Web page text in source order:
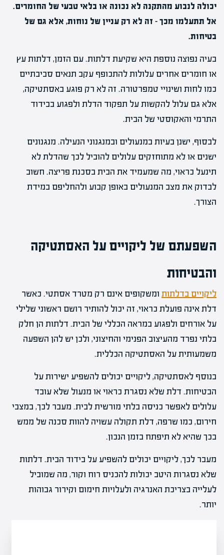
יכולה לנבוע מהתקנה לא נכונה או בלאי טבעי של החומרים.
אל תתעלמו מכך – זה לא רק עניין של נוחות, אלא גם של
בטיחות.
בעיה נפוצה נוספת היא שקיעת דלתות. עם הזמן, דלתות עץ
או חומרים אחרים עלולות להתכופף עקב תנאים סביבתיים
כמו לחות ושינויי טמפרטורה. זה לא רק פוגע באסתטיקה,
אלא גם עלול להקשות על תפקוד הדלת ולפגוע בבידוד
התרמי והאקוסטי של הבית.
לבסוף, ישנן בעיות במנעולים ובמנגנוני הנעילה. מנגנונים
ישנים או לא מתוחזקים עלולים להוביל לכך שהדלת לא
תינעל כראוי, מה שמעמיד את הבית בסכנת פריצה. חשוב
לבדוק את מצב המנעולים באופן קבוע ולהחליפם במידת
הצורך.
השפעתם של ליקויים על האסתטיקה
והבטיחות
ליקויים בדלתות ומשקופים אינם רק מטרד אסתטי. כאשר
דלת אינה פועלת כראוי, זה יכול להותיר רושם ראשוני שלילי
על אורחים ולפגוע במראה הכללי של הבית. דלתות הן חלק
בלתי נפרד מהעיצוב הפנימי והחיצוני, ולכן יש להן השפעה
משמעותית על האסתטיקה הכללית.
בנוסף לאסתטיקה, ליקויים יכולים להשפיע ישירות על
הבטיחות. דלת שלא נסגרת כראוי או מנעול שלא עובד
עלולים לאפשר כניסה בלתי מורשית לבית. מעבר לכך, במצבי
חירום, כמו שרפה, דלת תקולה עשויה להוות סכנה של ממש
בכך שהיא לא תיפתח בזמן הנכון.
מעבר לכך, ליקויים יכולים להשפיע על בידוד הבית. דלתות
שלא נסגרות היטב יכולות להכניס רוח וקור, מה שמוביל
לעלייה בצריכת האנרגיה ולעלויות חימום וקירור גבוהות
יותר.